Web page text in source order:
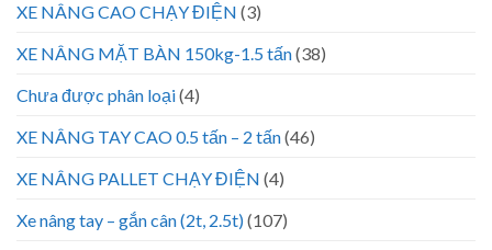
XE NÂNG CAO CHẠY ĐIỆN (3)
XE NÂNG MẶT BÀN 150kg-1.5 tấn(38)
Chưa được phân loại(4)
XE NÂNG TAY CAO 0.5 tấn – 2 tấn(46)
XE NÂNG PALLET CHẠY ĐIỆN (4)
Xe nâng tay – gắn cân (2t, 2.5t)(107)